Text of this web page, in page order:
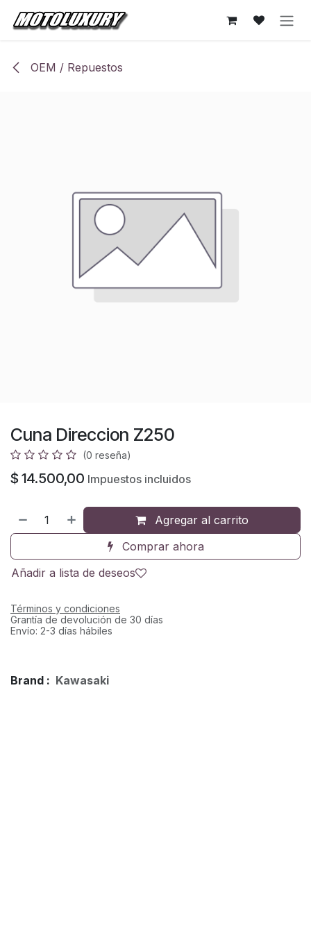
Ir al contenido
OEM / Repuestos
Cuna Direccion Z250
(0 reseña)
$ 14.500,00 Impuestos incluidos
Agregar al carrito
Comprar ahora
Añadir a lista de deseos
Términos y condiciones
Grantía de devolución de 30 días
Envío: 2-3 días hábiles
Brand : Kawasaki